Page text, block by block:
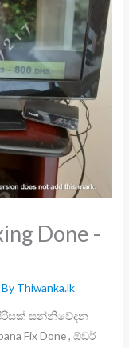
Done -
Thiwanka.lk
සන්නිවේදන
Fix Done , ඕඩර්